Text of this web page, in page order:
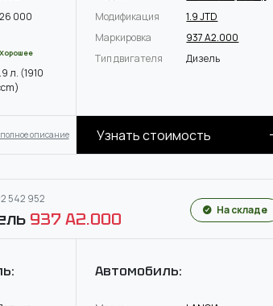
000
Хорошее
л. (1910
Модификация
1.9 JTD
Маркировка
937 A2.000
Тип двигателя
Дизель
описание Узнать стоимость
542 952
937 A2.000 На складе
Автомобиль: